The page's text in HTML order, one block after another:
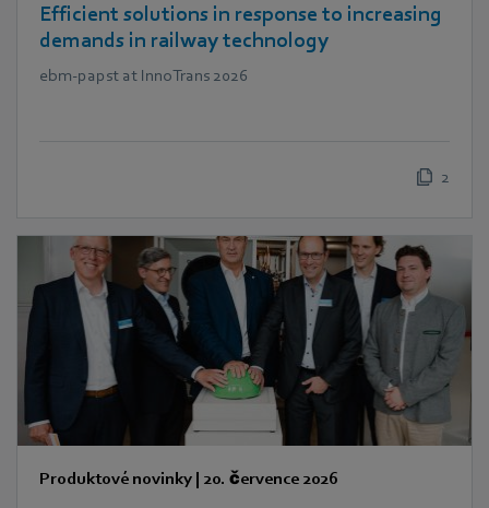
Efficient solutions in response to increasing
demands in railway technology
ebm‑papst at InnoTrans 2026
2
Produktové novinky | 20. července 2026